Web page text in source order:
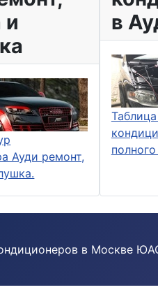
и
Ауди ремонт,
в
в Москве